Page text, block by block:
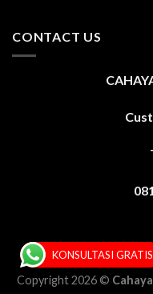
Kokoh,
Cuaca,
CONTACT US
HOME ABOUT
Copyright 2026 ©
KONSULTASI GRATIS